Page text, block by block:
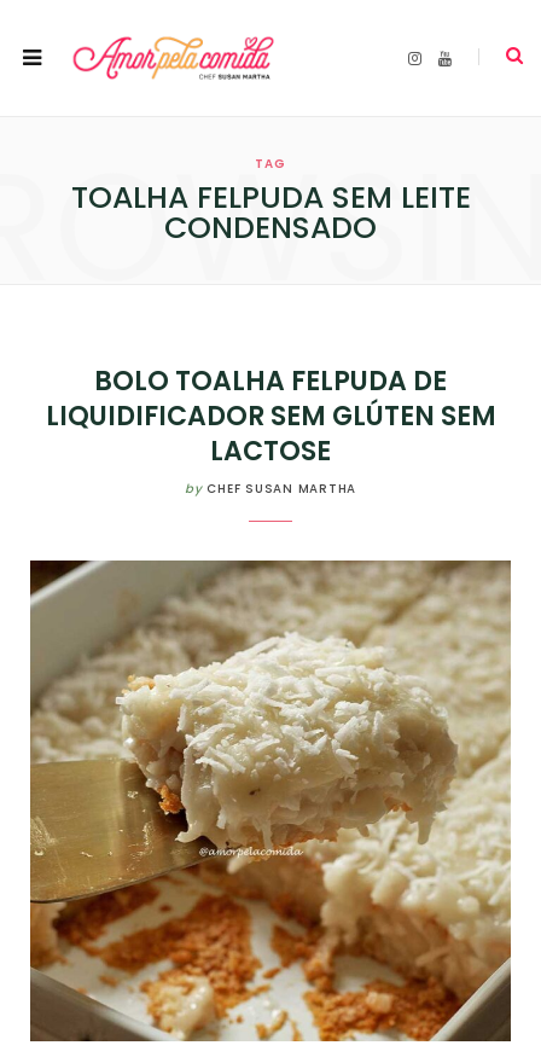
I
Y
TAG
TOALHA FELPUDA SEM LEITE
CONDENSADO
BOLO TOALHA FELPUDA DE
LIQUIDIFICADOR SEM GLÚTEN SEM
LACTOSE
by CHEF SUSAN MARTHA